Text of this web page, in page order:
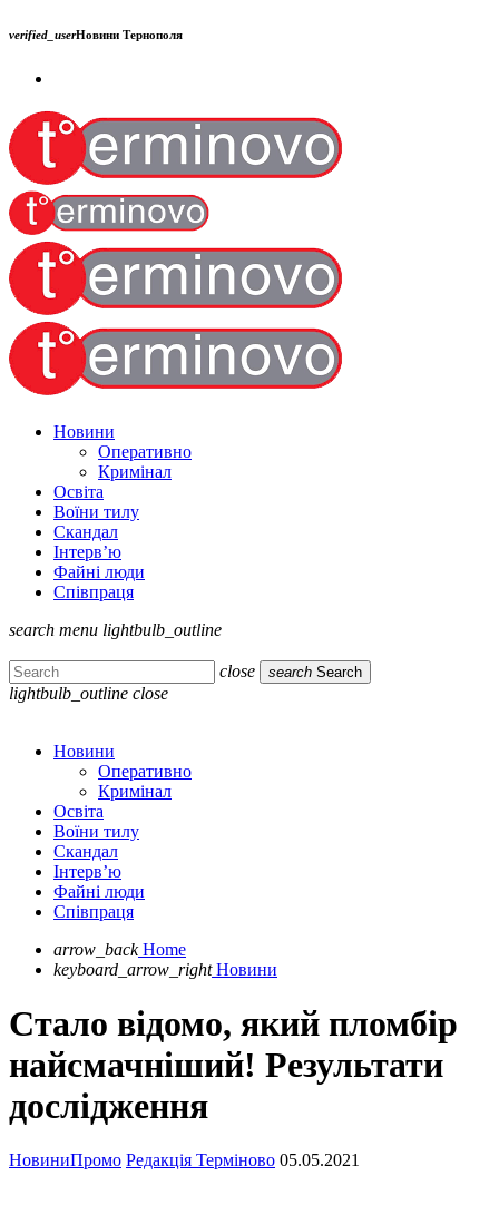
verified_userНовини Тернополя
Новини
Оперативно
Кримінал
Освіта
Воїни тилу
Скандал
Інтерв’ю
Файні люди
Співпраця
search menu lightbulb_outline
close search Search
lightbulb_outline close
Новини
Оперативно
Кримінал
Освіта
Воїни тилу
Скандал
Інтерв’ю
Файні люди
Співпраця
arrow_back Home
keyboard_arrow_right Новини
Стало відомо, який пломбір
найсмачніший! Результати
дослідження
НовиниПромо Редакція Терміново 05.05.2021